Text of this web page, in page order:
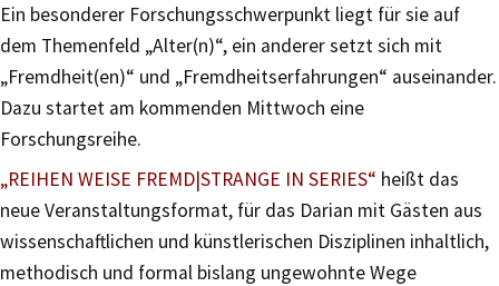
Ein besonderer Forschungsschwerpunkt liegt für sie auf
dem Themenfeld „Alter(n)“, ein anderer setzt sich mit
„Fremdheit(en)“ und „Fremdheitserfahrungen“ auseinander.
Dazu startet am kommenden Mittwoch eine
Forschungsreihe.
„REIHEN WEISE FREMD|STRANGE IN SERIES“ heißt das
neue Veranstaltungsformat, für das Darian mit Gästen aus
wissenschaftlichen und künstlerischen Disziplinen inhaltlich,
methodisch und formal bislang ungewohnte Wege